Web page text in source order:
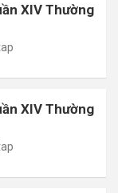
XIV Thường
XIV Thường